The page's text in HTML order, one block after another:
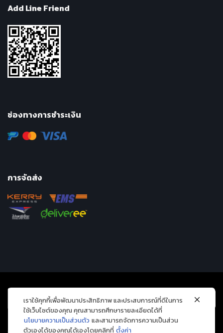
Add Line Friend
ช่องทางการชำระเงิน
การจัดส่ง
เราใช้คุกกี้เพื่อพัฒนาประสิทธิภาพ และประสบการณ์ที่ดีในการ
ใช้เว็บไซต์ของคุณ คุณสามารถศึกษารายละเอียดได้ที่
นโยบายความเป็นส่วนตัว และสามารถจัดการความเป็นส่วน
ตัวเองได้ของคุณได้เองโดยคลิกที่ ตั้งค่า